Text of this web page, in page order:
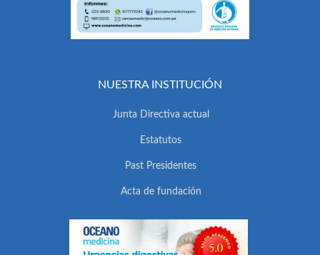
NUESTRA INSTITUCIÓN
Junta Directiva actual
Estatutos
Past Presidentes
Acta de fundación